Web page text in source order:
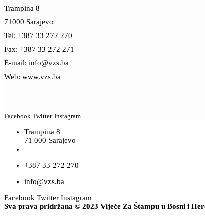
Trampina 8
71000 Sarajevo
Tel: +387 33 272 270
Fax: +387 33 272 271
E-mail: info@vzs.ba
Web: www.vzs.ba
Facebook Twitter Instagram
Trampina 8
71 000 Sarajevo
+387 33 272 270
info@vzs.ba
Facebook Twitter Instagram
Sva prava pridržana © 2023 Vijeće Za Štampu u Bosni i